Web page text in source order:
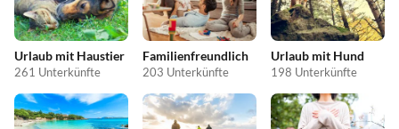
Urlaub mit Haustier
261 Unterkünfte
Familienfreundlich
203 Unterkünfte
Urlaub mit Hund
198 Unterkünfte